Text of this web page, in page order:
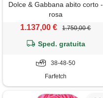
Dolce & Gabbana abito corto -
rosa
1.137,00 € 1.750,00 €
Sped. gratuita
38-48-50
Farfetch